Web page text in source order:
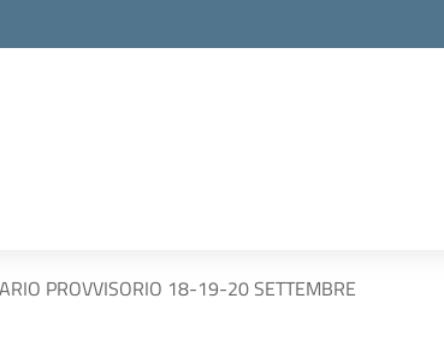
PROVVISORIO 18-19-20 SETTEMBRE